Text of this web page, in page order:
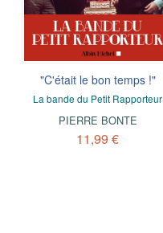
"C'était le bon temps !"
La bande du Petit Rapporteur
PIERRE BONTE
11,99 €